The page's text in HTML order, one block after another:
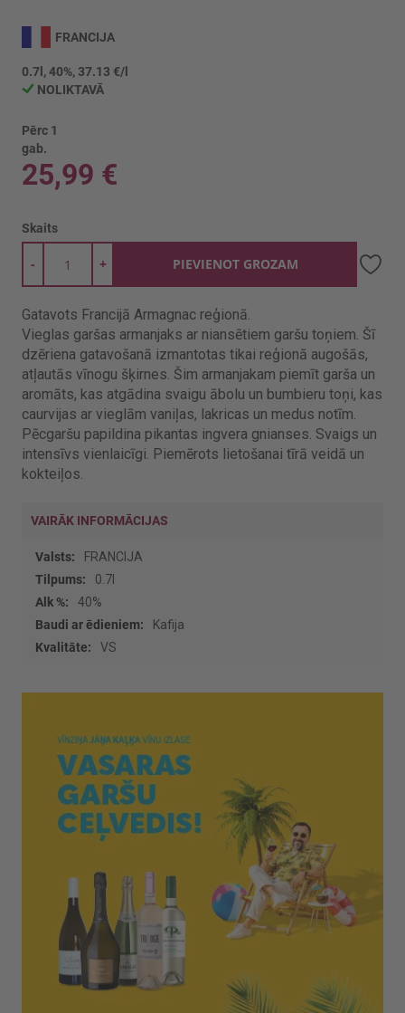
galerijas
sākumu
FRANCIJA
0.7l, 40%, 37.13 €/l
NOLIKTAVĀ
Pērc 1
gab.
25,99 €
Skaits
+
- PIEVIENOT GROZAM
Gatavots Francijā Armagnac reģionā.
Vieglas garšas armanjaks ar niansētiem garšu toņiem. Šī
dzēriena gatavošanā izmantotas tikai reģionā augošās,
atļautās vīnogu šķirnes. Šim armanjakam piemīt garša un
aromāts, kas atgādina svaigu ābolu un bumbieru toņi, kas
caurvijas ar vieglām vaniļas, lakricas un medus notīm.
Pēcgaršu papildina pikantas ingvera gnianses. Svaigs un
intensīvs vienlaicīgi. Piemērots lietošanai tīrā veidā un
kokteiļos.
VAIRĀK INFORMĀCIJAS
Vairāk
informācijas
FRANCIJA
0.7l
40%
Kafija
VS